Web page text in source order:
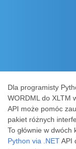
Dla programisty
WORDML do XLTM
API może pomóc
pakiet różnych
To głównie w
Python via .NETAPI